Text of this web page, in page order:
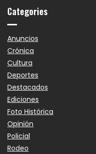
Categories
Anuncios
Crónica
Cultura
Deportes
Destacados
Ediciones
Foto Histórica
Opinión
Policial
Rodeo